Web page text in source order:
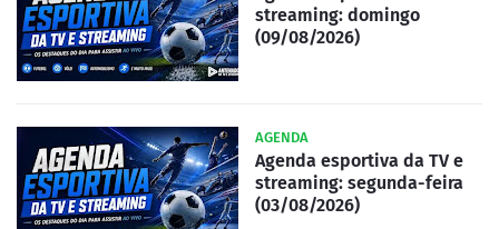
streaming: domingo
(09/08/2026)
AGENDA
Agenda esportiva da TV e
streaming: segunda-feira
(03/08/2026)